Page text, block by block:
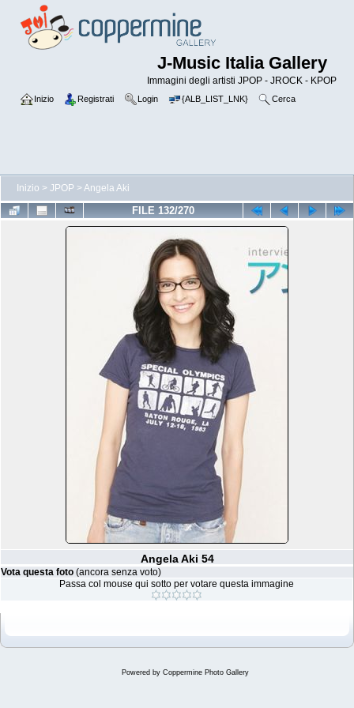
J-Music Italia Gallery
Immagini degli artisti JPOP - JROCK - KPOP
Inizio Registrati Login {ALB_LIST_LNK} Cerca
Inizio > JPOP >Angela Aki
FILE 132/270
Angela Aki 54
Vota questa foto (ancora senza voto)
Passa col mouse qui sotto per votare questa immagine
Powered by Coppermine Photo Gallery